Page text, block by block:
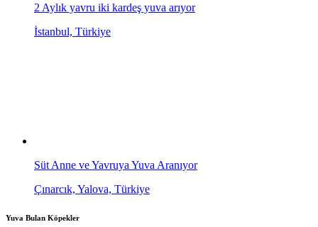
2 Aylık yavru iki kardeş yuva arıyor
İstanbul, Türkiye
Süt Anne ve Yavruya Yuva Aranıyor
Çınarcık, Yalova, Türkiye
Yuva Bulan Köpekler